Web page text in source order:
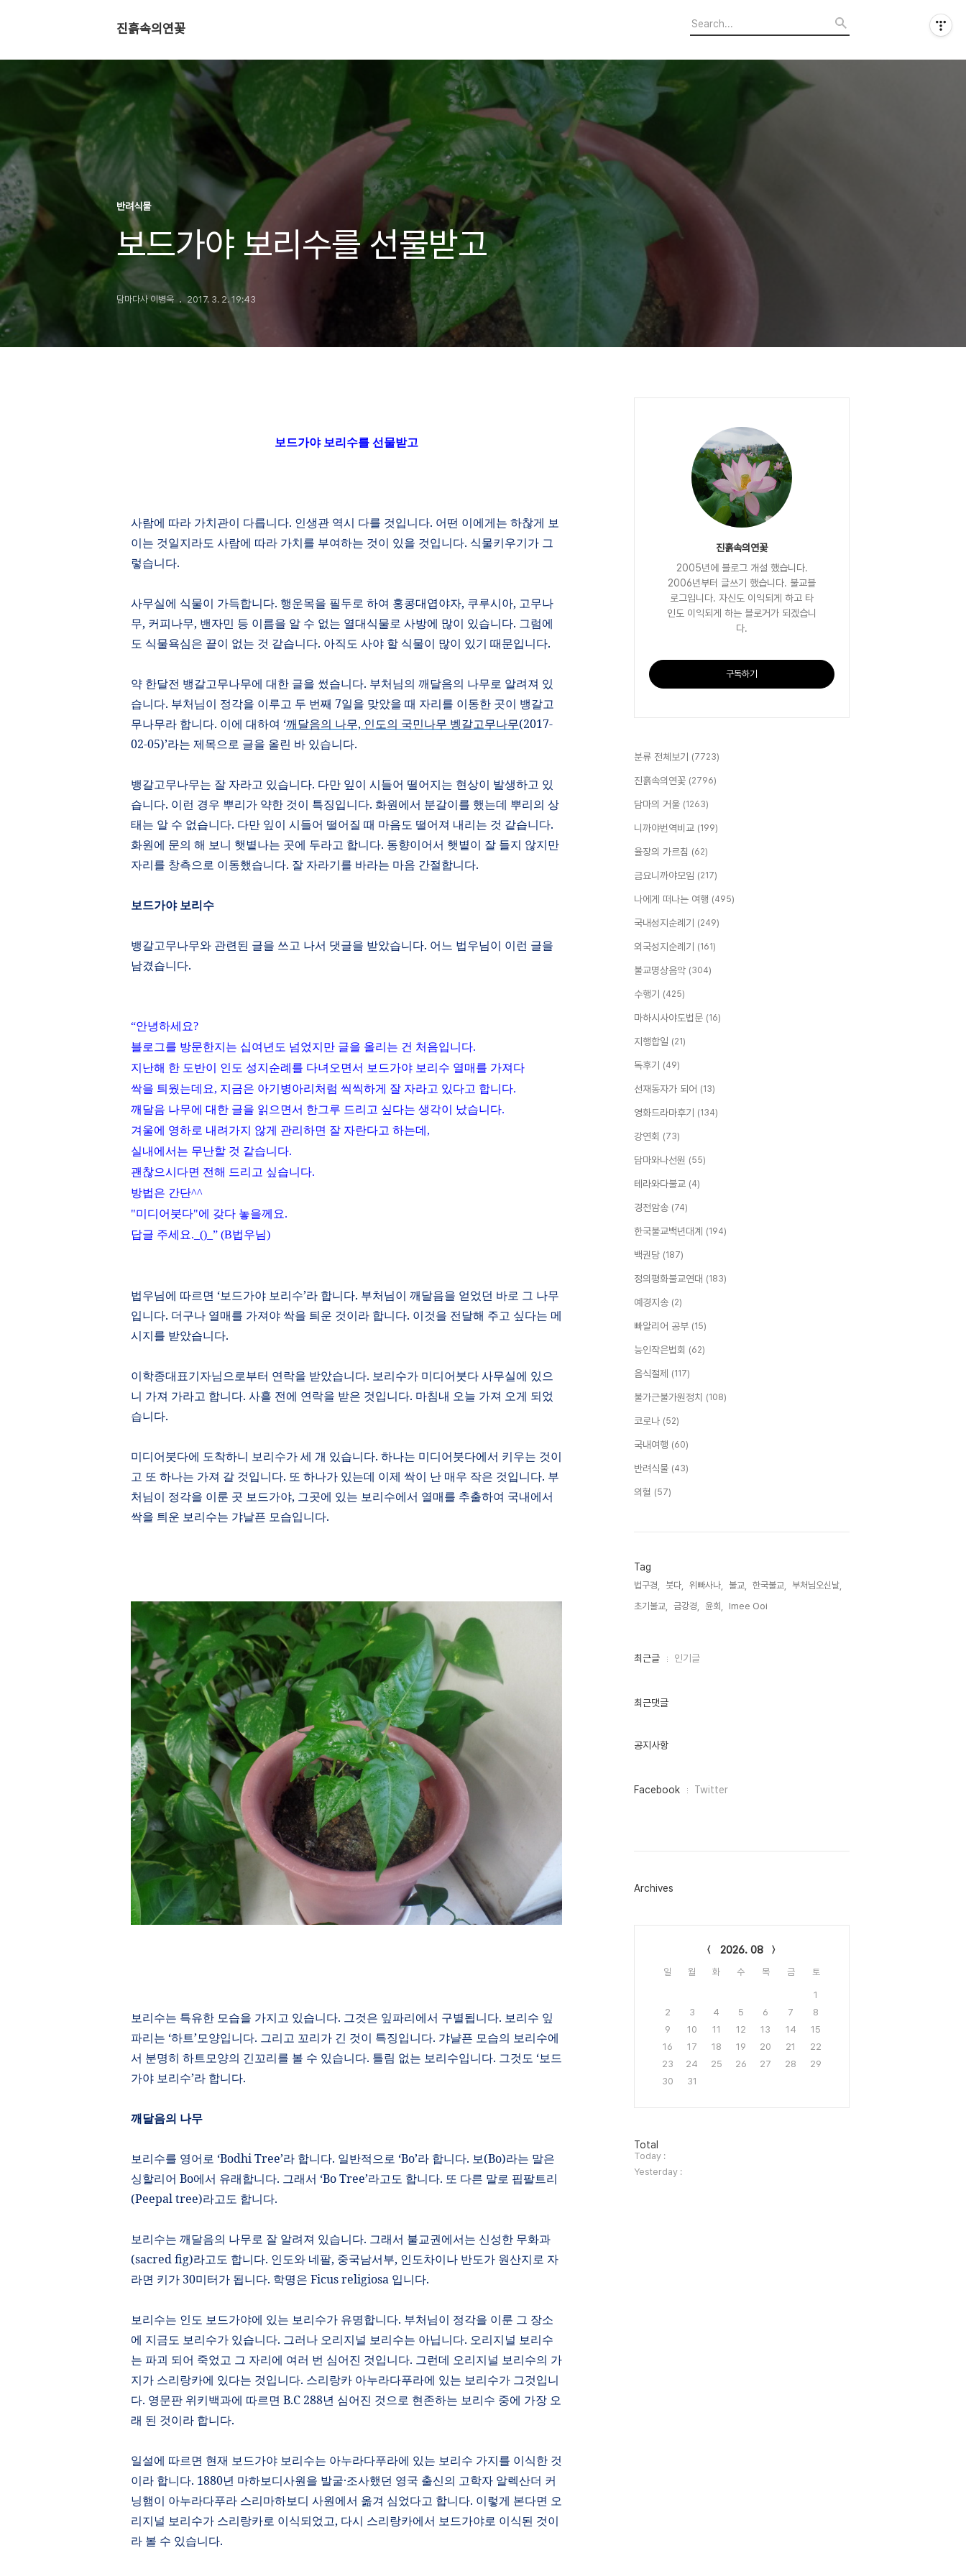
진흙속의연꽃
반려식물
보드가야 보리수를 선물받고
담마다사 이병욱 2017. 3. 2. 19:43
보드가야 보리수를 선물받고
사람에 따라 가치관이 다릅니다. 인생관 역시 다를 것입니다. 어떤 이에게는 하찮게 보
이는 것일지라도 사람에 따라 가치를 부여하는 것이 있을 것입니다. 식물키우기가 그
렇습니다.
사무실에 식물이 가득합니다. 행운목을 필두로 하여 홍콩대엽야자, 쿠루시아, 고무나
무, 커피나무, 밴자민 등 이름을 알 수 없는 열대식물로 사방에 많이 있습니다. 그럼에
도 식물욕심은 끝이 없는 것 같습니다. 아직도 사야 할 식물이 많이 있기 때문입니다.
약 한달전 뱅갈고무나무에 대한 글을 썼습니다. 부처님의 깨달음의 나무로 알려져 있
습니다. 부처님이 정각을 이루고 두 번째 7일을 맞았을 때 자리를 이동한 곳이 뱅갈고
무나무라 합니다. 이에 대하여 ‘깨달음의 나무, 인도의 국민나무 벵갈고무나무(2017-
02-05)’라는 제목으로 글을 올린 바 있습니다.
뱅갈고무나무는 잘 자라고 있습니다. 다만 잎이 시들어 떨어지는 현상이 발생하고 있
습니다. 이런 경우 뿌리가 약한 것이 특징입니다. 화원에서 분갈이를 했는데 뿌리의 상
태는 알 수 없습니다. 다만 잎이 시들어 떨어질 때 마음도 떨어져 내리는 것 같습니다.
화원에 문의 해 보니 햇볕나는 곳에 두라고 합니다. 동향이어서 햇볕이 잘 들지 않지만
자리를 창측으로 이동했습니다. 잘 자라기를 바라는 마음 간절합니다.
보드가야 보리수
뱅갈고무나무와 관련된 글을 쓰고 나서 댓글을 받았습니다. 어느 법우님이 이런 글을
남겼습니다.
“안녕하세요?
블로그를 방문한지는 십여년도 넘었지만 글을 올리는 건 처음입니다.
지난해 한 도반이 인도 성지순례를 다녀오면서 보드가야 보리수 열매를 가져다
싹을 틔웠는데요, 지금은 아기병아리처럼 씩씩하게 잘 자라고 있다고 합니다.
깨달음 나무에 대한 글을 읽으면서 한그루 드리고 싶다는 생각이 났습니다.
겨울에 영하로 내려가지 않게 관리하면 잘 자란다고 하는데 ,
실내에서는 무난할 것 같습니다.
괜찮으시다면 전해 드리고 싶습니다.
방법은 간단^^
"미디어붓다"에 갖다 놓을께요.
답글 주세요._()_” (B법우님)
법우님에 따르면 ‘보드가야 보리수’라 합니다. 부처님이 깨달음을 얻었던 바로 그 나무
입니다. 더구나 열매를 가져야 싹을 틔운 것이라 합니다. 이것을 전달해 주고 싶다는 메
시지를 받았습니다.
이학종대표기자님으로부터 연락을 받았습니다. 보리수가 미디어붓다 사무실에 있으
니 가져 가라고 합니다. 사흘 전에 연락을 받은 것입니다. 마침내 오늘 가져 오게 되었
습니다.
미디어붓다에 도착하니 보리수가 세 개 있습니다. 하나는 미디어붓다에서 키우는 것이
고 또 하나는 가져 갈 것입니다. 또 하나가 있는데 이제 싹이 난 매우 작은 것입니다. 부
처님이 정각을 이룬 곳 보드가야, 그곳에 있는 보리수에서 열매를 추출하여 국내에서
싹을 틔운 보리수는 갸날픈 모습입니다.
보리수는 특유한 모습을 가지고 있습니다. 그것은 잎파리에서 구별됩니다. 보리수 잎
파리는 ‘하트’모양입니다. 그리고 꼬리가 긴 것이 특징입니다. 갸냘픈 모습의 보리수에
서 분명히 하트모양의 긴꼬리를 볼 수 있습니다. 틀림 없는 보리수입니다. 그것도 ‘보드
가야 보리수’라 합니다.
깨달음의 나무
보리수를 영어로 ‘Bodhi Tree’라 합니다. 일반적으로 ‘Bo’라 합니다. 보(Bo)라는 말은
싱할리어 Bo에서 유래합니다. 그래서 ‘Bo Tree’라고도 합니다. 또 다른 말로 핍팔트리
(Peepal tree)라고도 합니다.
보리수는 깨달음의 나무로 잘 알려져 있습니다. 그래서 불교권에서는 신성한 무화과
(sacred fig)라고도 합니다. 인도와 네팔, 중국남서부, 인도차이나 반도가 원산지로 자
라면 키가 30미터가 됩니다. 학명은 Ficus religiosa 입니다.
보리수는 인도 보드가야에 있는 보리수가 유명합니다. 부처님이 정각을 이룬 그 장소
에 지금도 보리수가 있습니다. 그러나 오리지널 보리수는 아닙니다. 오리지널 보리수
는 파괴 되어 죽었고 그 자리에 여러 번 심어진 것입니다. 그런데 오리지널 보리수의 가
지가 스리랑카에 있다는 것입니다. 스리랑카 아누라다푸라에 있는 보리수가 그것입니
다. 영문판 위키백과에 따르면 B.C 288년 심어진 것으로 현존하는 보리수 중에 가장 오
래 된 것이라 합니다.
일설에 따르면 현재 보드가야 보리수는 아누라다푸라에 있는 보리수 가지를 이식한 것
이라 합니다. 1880년 마하보디사원을 발굴·조사했던 영국 출신의 고학자 알렉산더 커
닝햄이 아누라다푸라 스리마하보디 사원에서 옮겨 심었다고 합니다. 이렇게 본다면 오
리지널 보리수가 스리랑카로 이식되었고, 다시 스리랑카에서 보드가야로 이식된 것이
라 볼 수 있습니다.
진흙속의연꽃
2005년에 블로그 개설 했습니다.
2006년부터 글쓰기 했습니다. 불교블
로그입니다. 자신도 이익되게 하고 타
인도 이익되게 하는 블로거가 되겠습니
다.
구독하기
분류 전체보기 (7723)
진흙속의연꽃 (2796)
담마의 거울 (1263)
니까야번역비교 (199)
율장의 가르침 (62)
금요니까야모임 (217)
나에게 떠나는 여행 (495)
국내성지순례기 (249)
외국성지순례기 (161)
불교명상음악 (304)
수행기 (425)
마하시사야도법문 (16)
지행합일 (21)
독후기 (49)
선재동자가 되어 (13)
영화드라마후기 (134)
강연회 (73)
담마와나선원 (55)
테라와다불교 (4)
경전암송 (74)
한국불교백년대계 (194)
백권당 (187)
정의평화불교연대 (183)
예경지송 (2)
빠알리어 공부 (15)
능인작은법회 (62)
음식절제 (117)
불가근불가원정치 (108)
코로나 (52)
국내여행 (60)
반려식물 (43)
의혈 (57)
Tag
법구경, 붓다, 위빠사나, 불교, 한국불교,
부처님오신날,
초기불교,
금강경, 윤회, Imee Ooi,
최
인
최근글 인기글
최근댓글
공지사항
페
그
Facebook Twitter
Archives
2026. 08
일 월 화 수 목 금 토
1
2
3 4 5 6 7
8
9
10 11 12 13 14
15
16
17 18 19 20 21
22
23
24 25 26 27 28
29
30
31
방
문
자
수
Total
Today :
Yesterday :